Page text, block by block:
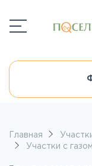
Главная
Участки с газом